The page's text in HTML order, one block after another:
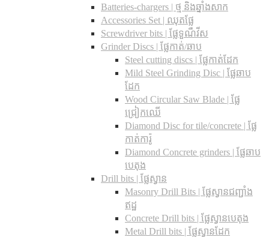
Batteries-chargers | ថ្ម និងឆ្នាំងសាក
Accessories Set | ឈុតផ្លែ
Screwdriver bits | ផ្លែទួណឺវីស
Grinder Discs |​ ផ្លែកាត់/ឆាប
Steel cutting discs |​ ផ្លែកាត់ដែក
Mild Steel Grinding Disc | ផ្លែឆាប
ដែក
Wood Circular Saw Blade | ផ្លែ
ជ្រៀកឈើ
Diamond Disc for tile/concrete​ | ផ្លែ
កាត់ការ៉ូ
Diamond Concrete grinders | ផ្លែឆាប
បេតុង
Drill bits |​ ផ្លែស្វាន
Masonry Drill Bits |​ ផ្លែស្វានជញ្ជាំង
ឥដ្ឋ
Concrete Drill bits |​ ផ្លែស្វានបេតុង
Metal Drill bits |​ ផ្លែស្វានដែក